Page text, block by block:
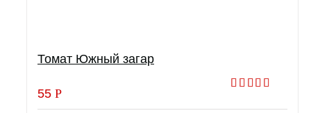
Томат Южный загар
55 Р